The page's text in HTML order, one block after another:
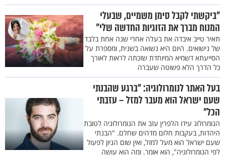
"ביקשתי לקבל סימן משמיים, שבעלי
המנוח מברך את הזוגיות החדשה שלי"
תאיר טייב איבדה את בעלה אחרי שנה אחת בלבד
של נישואים. היום היא נשואה בשנית, ומספרת על
הסייעתא דשמיא המיוחדת שזכתה לראות לאורך
כל הדרך הלא פשוטה שעברה
בעל האתר לנומרולוגיה: "ברגע שהבנתי
שעם ישראל הוא מעבר למזל – עזבתי
הכל"
הנומרולוג עידו הלפרין עזב את הנומרולוגיה לטובת
היהדות, בעקבות חלום מדהים שחלם. "הבנתי
שעם ישראל הוא מעל למזל, ואין שום הגיון לפעול
לפי הנומרולוגיה", הוא אומר. ומה הוא עושה